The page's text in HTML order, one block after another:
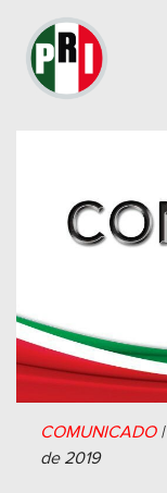
COMUNICADO|
de 2019